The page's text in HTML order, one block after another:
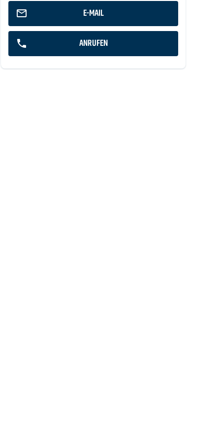
E-MAIL
ANRUFEN